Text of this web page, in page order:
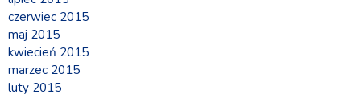
czerwiec 2015
maj 2015
kwiecień 2015
marzec 2015
luty 2015